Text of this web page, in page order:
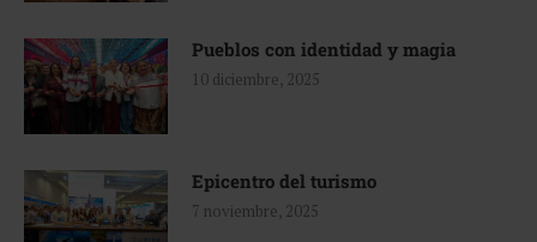
Pueblos con identidad y magia
10 diciembre, 2025
Epicentro del turismo
7 noviembre, 2025